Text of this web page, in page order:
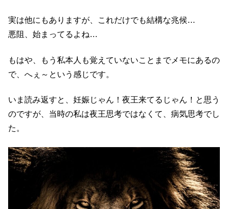
実は他にもありますが、これだけでも結構な兆候…
悪阻、始まってるよね…
もはや、もう私本人も覚えていないことまでメモにあるの
で、へぇ～という感じです。
いま読み返すと、妊娠じゃん！夜王来てるじゃん！と思う
のですが、当時の私は夜王思考ではなくて、病気思考でし
た。